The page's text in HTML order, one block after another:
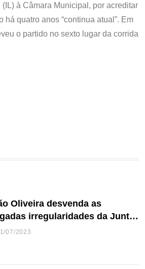
à Câmara Municipal, por acreditar
há quatro anos “continua atual”. Em
o partido no sexto lugar da corrida
Oliveira desvenda as
irregularidades da Junta
S. João de Ver
07/2023